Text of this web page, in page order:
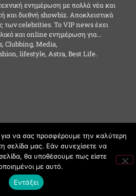
ενημέρωση με πολλά νέα και
και διεθνή showbiz. Αποκλειστικά
των celebrities. Το VIP news έχει
και online ενημέρωση για…
Clubbing, Media,
lifestyle, Astra, Best Life.
να σας προσφέρουμε την καλύτερη
σελίδα μας. Εάν συνεχίσετε να
θα υποθέσουμε πως είστε
με αυτό.
Εντάξει